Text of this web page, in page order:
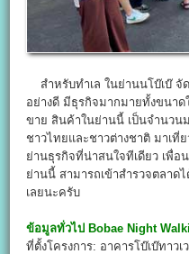
สำหรับทำเล ในย่านนโบ๊เบ๊ จั
อย่างดี มีธุรกิจมากมายทั้งขนา
ขาย สินค้าในย่านนี้ เป็นจำนวน
ชาวไทยและชาวต่างชาติ มาเที่
ย่านธุรกิจที่น่าสนใจทีเดียว เพื่อ
ย่านนี้ สามารถเข้าสำรวจตลาด
เลยนะครับ
ข้อมูลทั่วไป Bobae Night
ที่ตั้งโครงการ: อาคารโบ๊เบ๊ทาว